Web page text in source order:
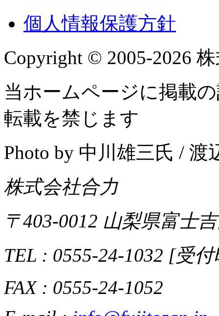
個人情報保護方針
Copyright © 2005-2026
当ホームページに掲載
転載を禁じます
Photo by 中川雄三氏 /
株式会社合力
〒403-0012 山梨県富士
TEL : 0555-24-1032 [受
FAX : 0555-24-1052